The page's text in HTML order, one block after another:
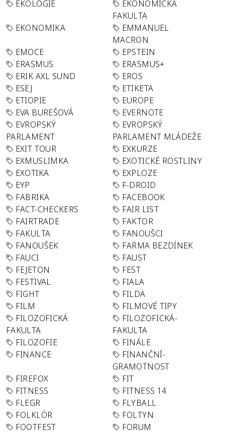
EKOLOGIE
EKONOMICKÁ
FAKULTA
EKONOMIKA
EMMANUEL
MACRON
EMOCE
EPSTEIN
ERASMUS
ERASMUS+
ERIK AXL SUND
EROS
ESEJ
ETIKETA
ETIOPIE
EUROPE
EVA BUREŠOVÁ
EVERNOTE
EVROPSKÝ
PARLAMENT
EVROPSKÝ
PARLAMENT MLÁDEŽE
EXIT TOUR
EXKURZE
EXMUSLIMKA
EXOTICKÉ ROSTLINY
EXOTIKA
EXPLOZE
EYP
F-DROID
FABRIKA
FACEBOOK
FACT-CHECKERS
FAIR LIST
FAIRTRADE
FAKTOR
FAKULTA
FANOUŠCI
FANOUŠEK
FARMA BEZDÍNEK
FAUCI
FAUST
FEJETON
FEST
FESTIVAL
FIALA
FIGHT
FILDA
FILM
FILMOVÉ TIPY
FILOZOFICKÁ
FAKULTA
FILOZOFICKÁ-
FAKULTA
FILOZOFIE
FINÁLE
FINANCE
FINANČNÍ-
GRAMOTNOST
FIREFOX
FIT
FITNESS
FITNESS 14
FLEGR
FLYBALL
FOLKLÓR
FOLTYN
FOOTFEST
FORUM